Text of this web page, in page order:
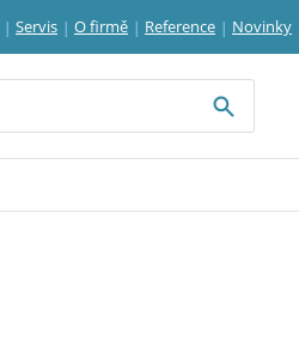
Servis O firmě Reference Novinky